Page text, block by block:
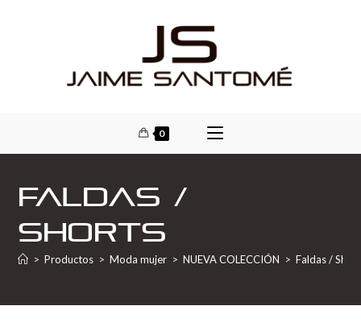
0
Faldas /
Shorts
> Productos > Moda mujer > NUEVA COLECCIÓN > Faldas /